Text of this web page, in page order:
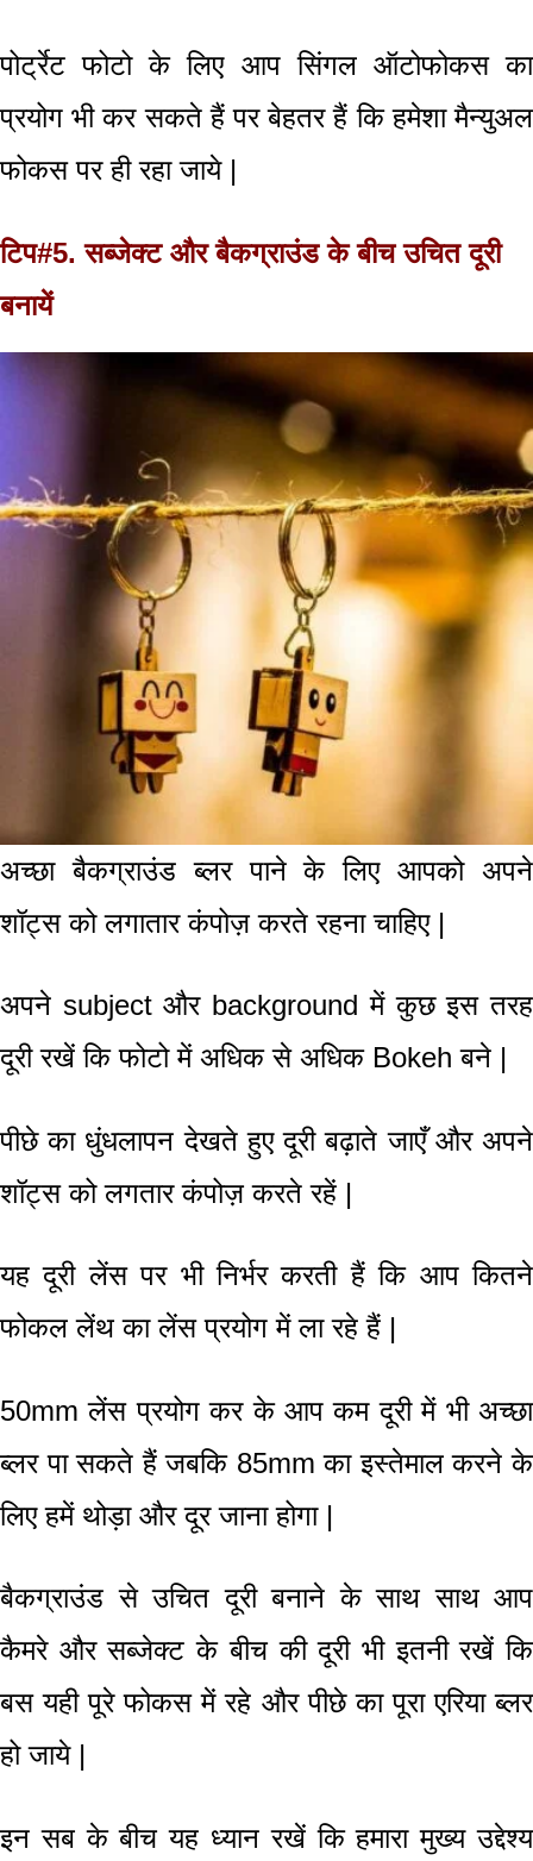
पोर्ट्रेट फोटोके लिए आपसिंगल ऑटोफोकसका
प्रयोग भी कर सकते हैं पर बेहतर हैं कि हमेशामैन्युअल
फोकसपर ही रहा जाये |
टिप#5.सब्जेक्ट औरबैकग्राउंडके बीच उचित दूरी
बनायें
अच्छा बैकग्राउंड ब्लरपाने के लिए आपको अपने
शॉट्स को लगातार कंपोज़ करते रहना चाहिए |
अपने subjectऔर backgroundमें कुछ इस तरह
दूरी रखें कि फोटो में अधिक से अधिक Bokehबने |
पीछे का धुंधलापन देखते हुए दूरी बढ़ाते जाएँ और अपने
शॉट्स को लगतार कंपोज़ करते रहें |
यह दूरी लेंस पर भी निर्भर करती हैं कि आप कितने
फोकल लेंथका लेंस प्रयोग में ला रहे हैं |
50mmलेंस प्रयोग कर के आप कम दूरी में भी अच्छा
ब्लरपा सकते हैं जबकि 85mmका इस्तेमाल करने के
लिए हमें थोड़ा और दूर जाना होगा |
बैकग्राउंडसे उचित दूरी बनाने के साथ साथ आप
कैमरे औरसब्जेक्टके बीच की दूरी भी इतनी रखें कि
बस यही पूरे फोकसमें रहे और पीछे का पूरा एरिया ब्लर
हो जाये |
इन सब के बीच यह ध्यान रखें कि हमारा मुख्य उद्देश्य